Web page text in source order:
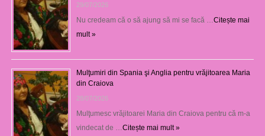
29/07/2026
Nu credeam că o să ajung să mi se facă … Citește mai
mult »
Mulţumiri din Spania şi Anglia pentru vrăjitoarea Maria
din Craiova
28/07/2026
Mulţumesc vrăjitoarei Maria din Craiova pentru că m-a
vindecat de … Citește mai mult »